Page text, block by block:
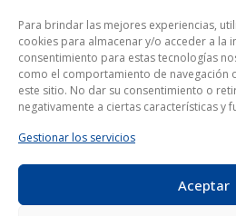
Para brindar las mejores experiencias,
cookies para almacenar y/o acceder a la
consentimiento para estas tecnologías
como el comportamiento de navegación
este sitio. No dar su consentimiento o
negativamente a ciertas características y
Gestionar los servicios
Aceptar
Este sitio web utiliza cookies para